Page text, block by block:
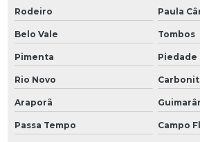
Rodeiro Paula
Belo Vale Tombos
Pimenta Piedade
Rio Novo
Araporã
Passa Tempo Campo